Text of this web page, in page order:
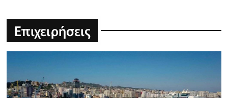
Επιχειρήσεις